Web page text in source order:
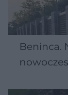
Beninca.